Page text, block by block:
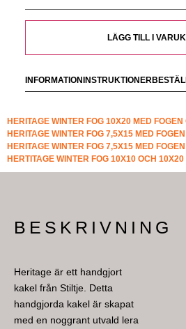
LÄGG TILL I
INFORMATIONINSTRUKTIONER
HERITAGE WINTER FOG 10X20 MED
HERITAGE WINTER FOG 7,5X15 MED
HERITAGE WINTER FOG 7,5X15 MED
HERTITAGE WINTER FOG 10X10 OCH 10X20
BESKRIVNING
Heritage är ett handgjort
kakel från Stiltje. Detta
handgjorda kakel är skapat
med en noggrant utvald lera